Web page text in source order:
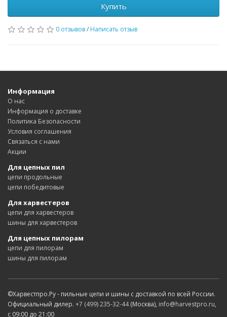
Купить
0 отзывов/ Написать отзыв
Информация
О нас
Информация о доставке
Политика Безопасности
Условия соглашения
Связаться с нами
Акции
Для цепных пил
цепи продольные
цепи победитовые
Для харвестеров
цепи для харвестеров
шины для харвестеров
Для цепных пилорам
цепи для пилорам
шины для пилорам
©Харвестпро.Ру - пильные цепи и шины с доставкой по всей России.
Официальный дилер. +7 (499) 235-32-44(Москва), info@harvestpro.ru,
с 09:00 до 21:00